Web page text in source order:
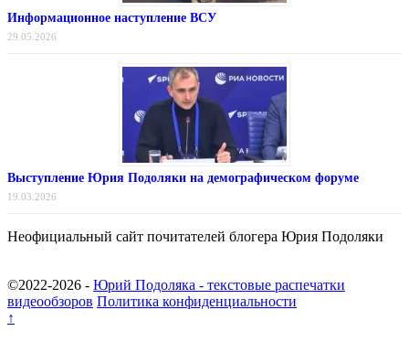
Информационное наступление ВСУ
29.05.2026
Выступление Юрия Подоляки на демографическом форуме
19.03.2026
Неофициальный сайт почитателей блогера Юрия Подоляки
©2022-2026 - Юрий Подоляка - текстовые распечатки
видеообзоров Политика конфиденциальности
↑